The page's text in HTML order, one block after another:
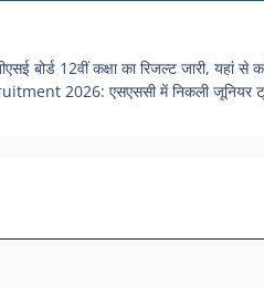
बोर्ड 12वीं कक्षा का रिजल्ट जारी, यहां से
2026: एसएससी में निकली जूनियर